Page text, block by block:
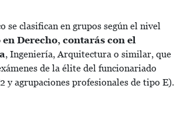
se clasifican en grupos según el nivel
Derecho, contarás con el
, Ingeniería, Arquitectura o similar, que
de la élite del funcionariado
y agrupaciones profesionales de tipo E).